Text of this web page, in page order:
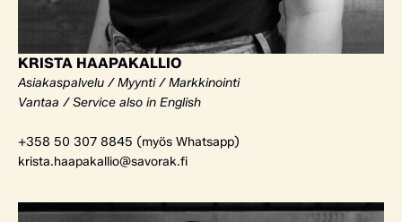
KRISTA HAAPAKALLIO
Asiakaspalvelu / Myynti / Markkinointi
Vantaa / Service also in English
+358 50 307 8845 (myös Whatsapp)
krista.haapakallio@savorak.fi